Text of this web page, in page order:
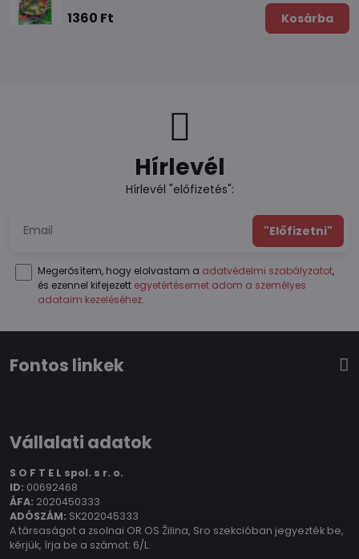
1360 Ft Kosárba
Hírlevél
Hírlevél "előfizetés":
"Előfizetni"
Megerősítem, hogy elolvastam a adatvédelmi szabályzatot,
és ezennel kifejezett egyetértésemet adom a személyes
adataim kezeléséhez.
Fontos linkek
Vállalati adatok
S O F T E L spol. s r. o.
ID: 00692468
ÁFA: 2020450333
ADÓSZÁM: SK202045333
A társaságot a zsolnai OR OS Žilina, Sro szekcióban jegyezték be,
kérjük, írja be a számot: 6/L.